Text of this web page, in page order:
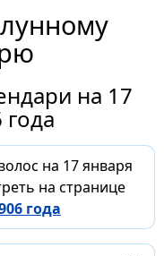
на 17
на 17 января
на странице
года